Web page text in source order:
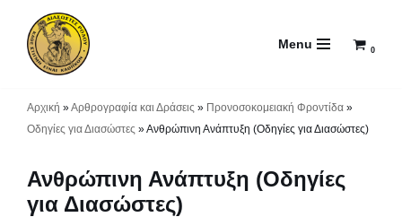
Μεταπηδήστε
Menu 0
Αρχική »Αρθρογραφία και Δράσεις » Προνοσοκομειακή Φροντίδα »
Οδηγίες για Διασώστες »Ανθρώπινη Ανάπτυξη (Οδηγίες για Διασώστες)
Ανθρώπινη Ανάπτυξη (Οδηγίες
για Διασώστες)